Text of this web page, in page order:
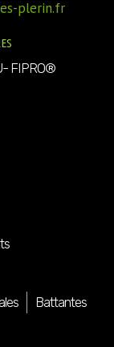
plerin.fr
FIPRO®
Battantes